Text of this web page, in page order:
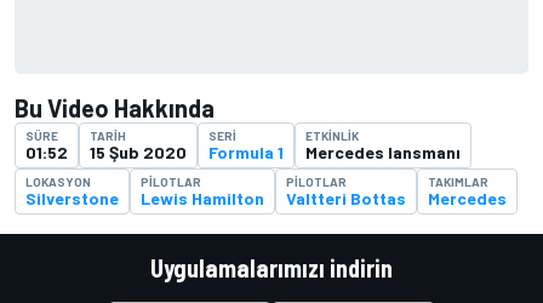
Bu Video Hakkında
SÜRE
01:52
TARIH
15 Şub 2020
SERI
Formula 1
ETKINLIK
Mercedes lansmanı
LOKASYON
Silverstone
PILOTLAR
Lewis Hamilton
PILOTLAR
Valtteri Bottas
TAKIMLAR
Mercedes
Uygulamalarımızı indirin